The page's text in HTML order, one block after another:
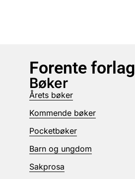
Forente forlag
Bøker
Årets bøker
Kommende bøker
Pocketbøker
Barn og ungdom
Sakprosa